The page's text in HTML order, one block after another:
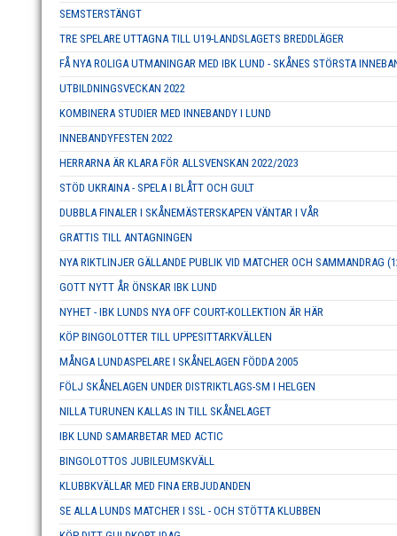
SEMSTERSTÄNGT
TRE SPELARE UTTAGNA TILL U19-LANDSLAGETS BREDDLÄGER
FÅ NYA ROLIGA UTMANINGAR MED IBK LUND - SKÅNES STÖRSTA
UTBILDNINGSVECKAN 2022
KOMBINERA STUDIER MED INNEBANDY I LUND
INNEBANDYFESTEN 2022
HERRARNA ÄR KLARA FÖR ALLSVENSKAN 2022/2023
STÖD UKRAINA - SPELA I BLÅTT OCH GULT
DUBBLA FINALER I SKÅNEMÄSTERSKAPEN VÄNTAR I VÅR
GRATTIS TILL ANTAGNINGEN
NYA RIKTLINJER GÄLLANDE PUBLIK VID MATCHER OCH SAMMANDRAG
GOTT NYTT ÅR ÖNSKAR IBK LUND
NYHET - IBK LUNDS NYA OFF COURT-KOLLEKTION ÄR HÄR
KÖP BINGOLOTTER TILL UPPESITTARKVÄLLEN
MÅNGA LUNDASPELARE I SKÅNELAGEN FÖDDA 2005
FÖLJ SKÅNELAGEN UNDER DISTRIKTLAGS-SM I HELGEN
NILLA TURUNEN KALLAS IN TILL SKÅNELAGET
IBK LUND SAMARBETAR MED ACTIC
BINGOLOTTOS JUBILEUMSKVÄLL
KLUBBKVÄLLAR MED FINA ERBJUDANDEN
SE ALLA LUNDS MATCHER I SSL - OCH STÖTTA KLUBBEN